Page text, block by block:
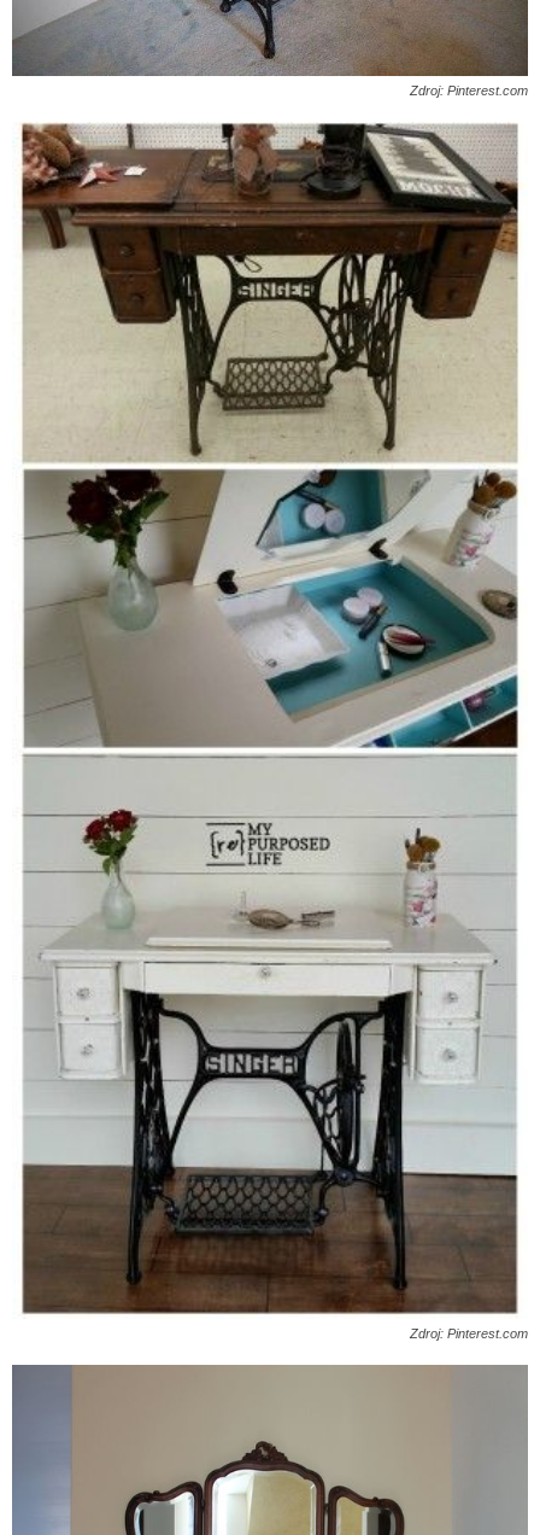
Zdroj: Pinterest.com
Zdroj: Pinterest.com